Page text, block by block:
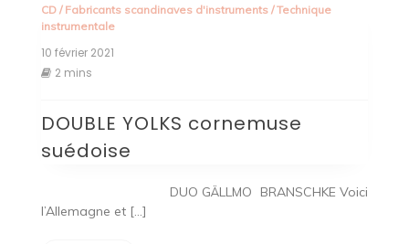
CD/ Fabricants scandinaves d'instruments/Technique
instrumentale
10 février 2021
2 mins
DOUBLE YOLKS cornemuse
suédoise
DUO GÄLLMO BRANSCHKE Voici
l’Allemagne et […]